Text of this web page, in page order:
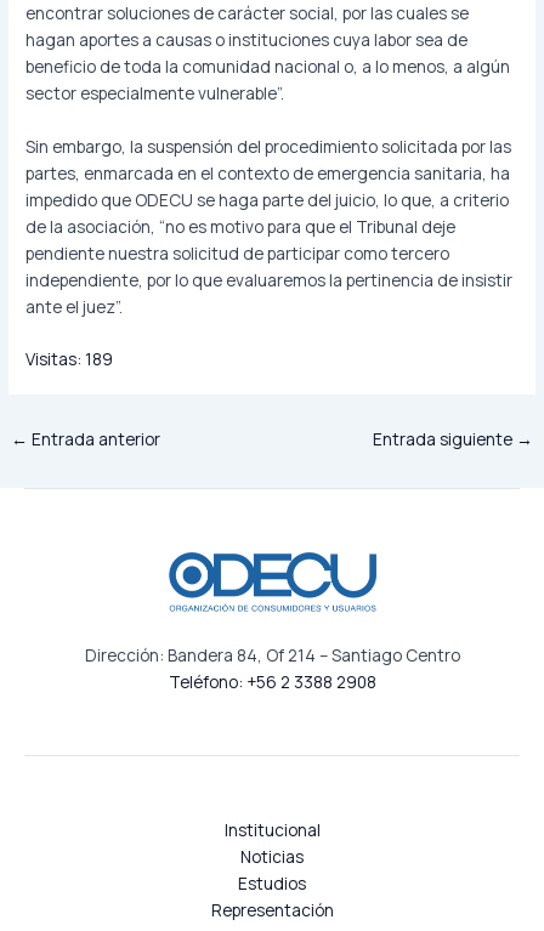
encontrar soluciones de carácter social, por las cuales se
hagan aportes a causas o instituciones cuya labor sea de
beneficio de toda la comunidad nacional o, a lo menos, a algún
sector especialmente vulnerable”.
Sin embargo, la suspensión del procedimiento solicitada por las
partes, enmarcada en el contexto de emergencia sanitaria, ha
impedido que ODECU se haga parte del juicio, lo que, a criterio
de la asociación, “no es motivo para que el Tribunal deje
pendiente nuestra solicitud de participar como tercero
independiente, por lo que evaluaremos la pertinencia de insistir
ante el juez”.
Visitas: 189
← Entrada anterior Entrada siguiente →
Dirección: Bandera 84, Of 214 – Santiago Centro
Teléfono: +56 2 3388 2908
Institucional
Noticias
Estudios
Representación